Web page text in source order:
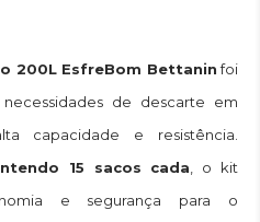
200L EsfreBom Bettaninfoi
de descarte em
capacidade e resistência.
15 sacos cada , o kit
e segurança para o